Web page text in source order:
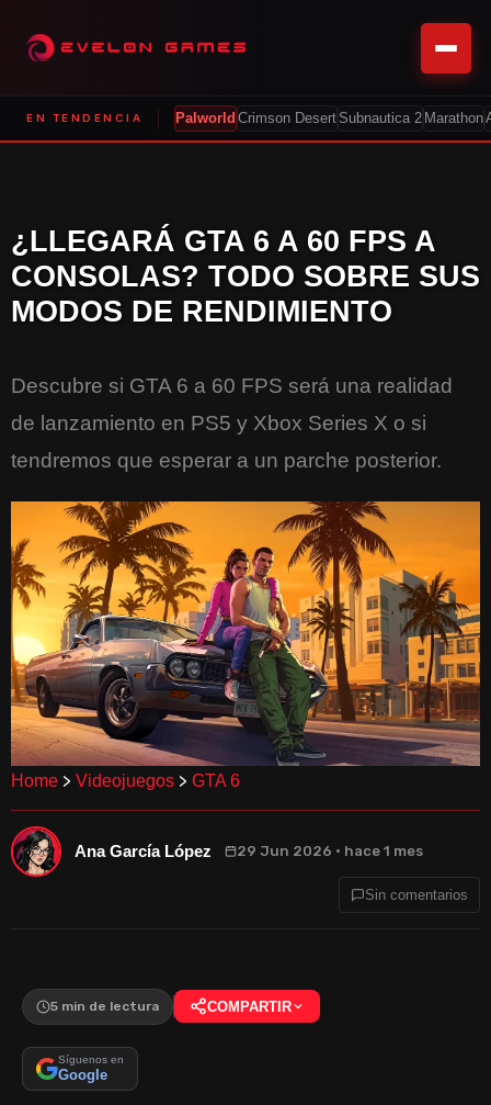
EN TENDENCIA Palworld Crimson Desert Subnautica 2 Marathon
¿LLEGARÁ GTA 6 A 60 FPS A
CONSOLAS? TODO SOBRE SUS
MODOS DE RENDIMIENTO
Descubre si GTA 6 a 60 FPS será una realidad
de lanzamiento en PS5 y Xbox Series X o si
tendremos que esperar a un parche posterior.
Home > Videojuegos > GTA 6
Ana García López 29 Jun 2026 · hace 1 mes
Sin comentarios
5 min de lectura COMPARTIR
Síguenos en
Google